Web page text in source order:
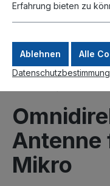
Antenne
Mikro
Erfahrung bieten zu
Ablehnen
Alle